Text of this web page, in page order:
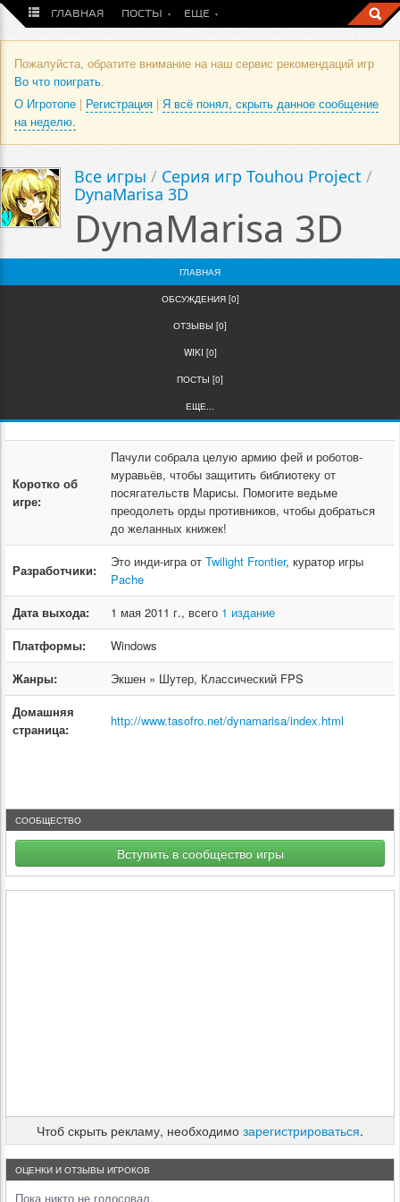
ГЛАВНАЯ ПОСТЫ ЕЩЕ
Пожалуйста, обратите внимание на наш сервис рекомендаций игр
Во что поиграть.
О Игротопе | Регистрация | Я всё понял, скрыть данное сообщение
на неделю.
Все игры / Серия игр Touhou Project /
DynaMarisa 3D
DynaMarisa 3D
ГЛАВНАЯ
ОБСУЖДЕНИЯ [0]
ОТЗЫВЫ [0]
WIKI [0]
ПОСТЫ [0]
ЕЩЕ...
Коротко об
игре:
Пачули собрала целую армию фей и роботов-
муравьёв, чтобы защитить библиотеку от
посягательств Марисы. Помогите ведьме
преодолеть орды противников, чтобы добраться
до желанных книжек!
Разработчики:
Это инди-игра от Twilight Frontier, куратор игры
Pache
Дата выхода:
1 мая 2011 г., всего 1 издание
Платформы:
Windows
Жанры:
Экшен » Шутер, Классический FPS
Домашняя
страница:
http://www.tasofro.net/dynamarisa/index.html
СООБЩЕСТВО
Вступить в сообщество игры
Чтоб скрыть рекламу, необходимо зарегистрироваться.
ОЦЕНКИ И ОТЗЫВЫ ИГРОКОВ
Пока никто не голосовал.